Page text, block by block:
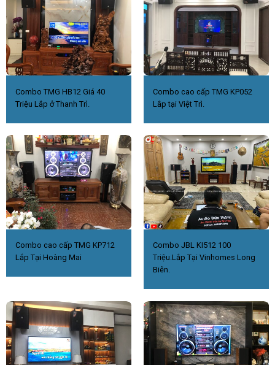
Combo TMG HB12 Giá 40
Triệu Lắp ở Thanh Trì.
Combo cao cấp TMG KP052
Lắp tại Việt Trì.
Combo cao cấp TMG KP712
Lắp Tại Hoàng Mai
Combo JBL KI512 100
Triệu.Lắp Tại Vinhomes Long
Biên.